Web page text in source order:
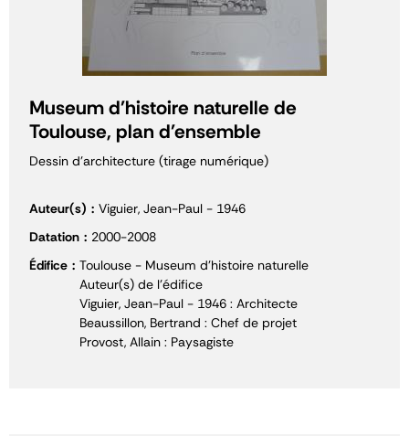
Museum d'histoire naturelle de
Toulouse, plan d'ensemble
Dessin d'architecture (tirage numérique)
Auteur(s)
Viguier, Jean-Paul - 1946
Datation
2000-2008
Édifice
Toulouse - Museum d'histoire naturelle
Auteur(s) de l'édifice
Viguier, Jean-Paul - 1946 : Architecte
Beaussillon, Bertrand : Chef de projet
Provost, Allain : Paysagiste